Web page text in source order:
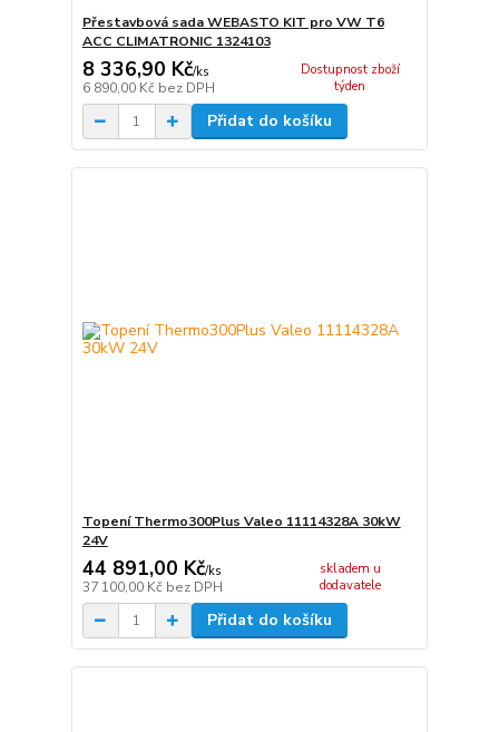
Přestavbová sada WEBASTO KIT pro VW T6
ACC CLIMATRONIC 1324103
8 336,90 Kč/ks
6 890,00 Kč bez DPH
Dostupnost zboží
týden
Přidat do košíku
Topení Thermo300Plus Valeo 11114328A 30kW
24V
44 891,00 Kč/ks
37 100,00 Kč bez DPH
skladem u
dodavatele
Přidat do košíku